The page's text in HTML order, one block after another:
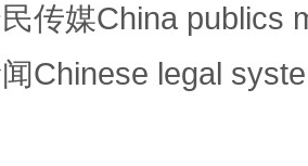
山、麦地、白藏房 除
传媒China publics
Chinese legal